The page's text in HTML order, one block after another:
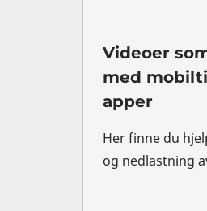
Videoer
med
apper
Her finne du
og nedlastning